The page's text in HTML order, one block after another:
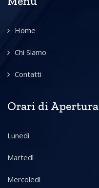
Home
Chi Siamo
Contatti
Orari di Apertura
Lunedì
Martedì
Mercoledì